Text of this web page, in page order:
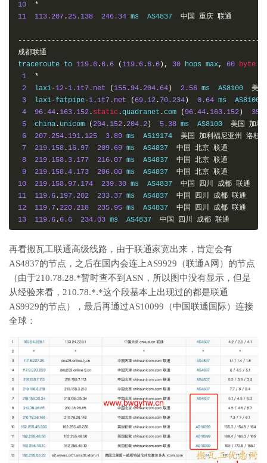
10
*
11
113.207 .25.138 246.34 ms  AS4837 中国 重庆 联通
成都联通
traceroute to 119.6 . 6.6 ( 119.6 . 6.6 ), 30 hops max, 60 byte
1
*
2
  lax1
-12-1.it7.net ( 155.94 .204.64 ) 2.56 ms  AS8100 美国
3
  lax1
-fatpipe-1.it7.net ( 69.12 . 70.234 ) 0.64 ms
4
96.44 . 163.152 . static .quadranet .com (96.44 . 163.152 )
5
  china
. unicom (204.152 .204.2 ) 5.38 ms  AS8100 美国
加利
6
207.254 . 191.125 3.89 ms  AS19174 美国 加利福尼亚州
洛杉矶
7
219.158 . 16.97 209.69 ms  AS4837 中国 北京 联通
8
219.158 . 3.177 216.07 ms  AS4837 中国 北京 联通
9
219.158 .4.173 206.00 ms  AS4837 中国 北京 联通
10
219.158 .97.174 239.30 ms  AS4837 中国 四川 成都 联通
11
119.6 . 197.202 233.37 ms  AS4837 中国 四川 成都 联通
12
119.7 .220.218 235.95 ms  AS4837 中国 四川 成都 联通
13
119.6 . 6.6 234.03 ms  AS4837 中国 四川 成都 联通
再看搬瓦工联通高级线路，由于联通家宽出来，肯定会有
AS4837的节点，之后在国内会连上AS9929（联通A网）的节点
（由于210.78.28.*暂时查不到ASN，所以图中没有显示，但是
从经验来看，210.78.*.*这个段基本上出现过的都是联通
AS9929的节点），最后再通过AS10099（中国联通国际）连接
全球：